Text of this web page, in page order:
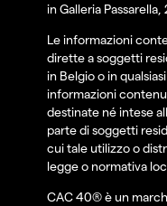
in Galleria
Le informazioni
dirette a soggetti
in Belgio o in
informazioni
destinate né intese
parte di soggetti
cui tale utilizzo o
legge o normativa
CAC 40® è un